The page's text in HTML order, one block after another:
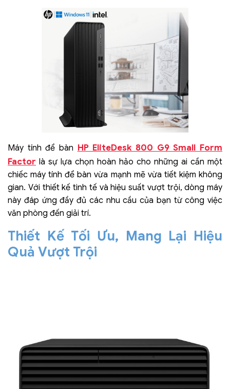
Máy tính để bàn HP EliteDesk 800 G9 Small Form
Factor là sự lựa chọn hoàn hảo cho những ai cần một
chiếc máy tính để bàn vừa mạnh mẽ vừa tiết kiệm không
gian. Với thiết kế tinh tế và hiệu suất vượt trội, dòng máy
này đáp ứng đầy đủ các nhu cầu của bạn từ công việc
văn phòng đến giải trí.
Thiết Kế Tối Ưu, Mang Lại Hiệu
Quả Vượt Trội